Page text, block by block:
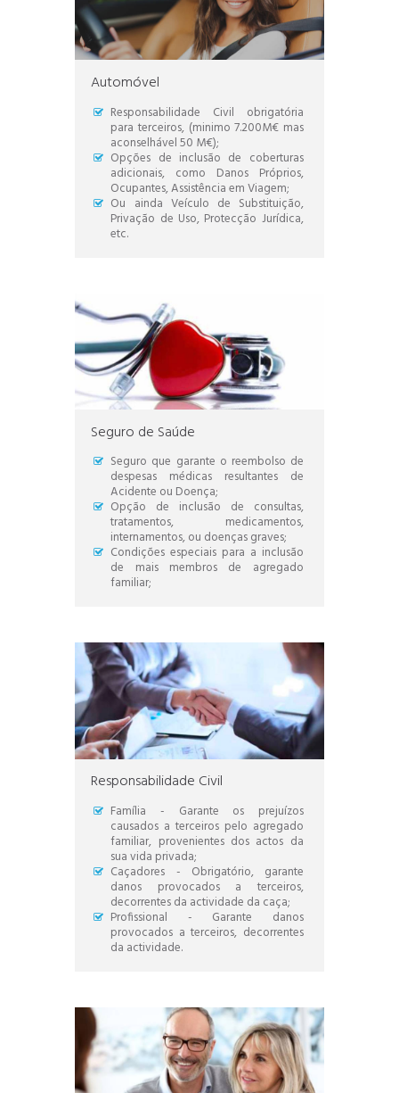
Automóvel
Responsabilidade Civil obrigatória
para terceiros, (minimo 7.200M€ mas
aconselhável 50 M€);
Opções de inclusão de coberturas
adicionais, como Danos Próprios,
Ocupantes, Assistência em Viagem;
Ou ainda Veículo de Substituição,
Privação de Uso, Protecção Jurídica,
etc.
Seguro de Saúde
Seguro que garante o reembolso de
despesas médicas resultantes de
Acidente ou Doença;
Opção de inclusão de consultas,
tratamentos, medicamentos,
internamentos, ou doenças graves;
Condições especiais para a inclusão
de mais membros de agregado
familiar;
Responsabilidade Civil
Família - Garante os prejuízos
causados a terceiros pelo agregado
familiar, provenientes dos actos da
sua vida privada;
Caçadores - Obrigatório, garante
danos provocados a terceiros,
decorrentes da actividade da caça;
Profissional - Garante danos
provocados a terceiros, decorrentes
da actividade.